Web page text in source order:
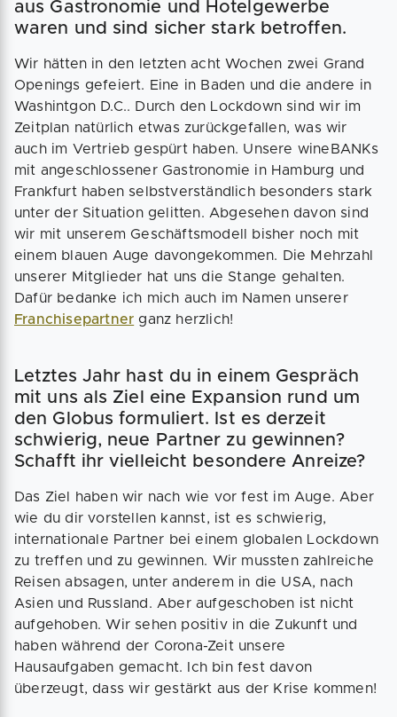
aus Gastronomie und Hotelgewerbe
waren und sind sicher stark betroffen.
Wir hätten in den letzten acht Wochen zwei Grand
Openings gefeiert. Eine in Baden und die andere in
Washintgon D.C.. Durch den Lockdown sind wir im
Zeitplan natürlich etwas zurückgefallen, was wir
auch im Vertrieb gespürt haben. Unsere wineBANKs
mit angeschlossener Gastronomie in Hamburg und
Frankfurt haben selbstverständlich besonders stark
unter der Situation gelitten. Abgesehen davon sind
wir mit unserem Geschäftsmodell bisher noch mit
einem blauen Auge davongekommen. Die Mehrzahl
unserer Mitglieder hat uns die Stange gehalten.
Dafür bedanke ich mich auch im Namen unserer
Franchisepartner ganz herzlich!
Letztes Jahr hast du in einem Gespräch
mit uns als Ziel eine Expansion rund um
den Globus formuliert. Ist es derzeit
schwierig, neue Partner zu gewinnen?
Schafft ihr vielleicht besondere Anreize?
Das Ziel haben wir nach wie vor fest im Auge. Aber
wie du dir vorstellen kannst, ist es schwierig,
internationale Partner bei einem globalen Lockdown
zu treffen und zu gewinnen. Wir mussten zahlreiche
Reisen absagen, unter anderem in die USA, nach
Asien und Russland. Aber aufgeschoben ist nicht
aufgehoben. Wir sehen positiv in die Zukunft und
haben während der Corona-Zeit unsere
Hausaufgaben gemacht. Ich bin fest davon
überzeugt, dass wir gestärkt aus der Krise kommen!